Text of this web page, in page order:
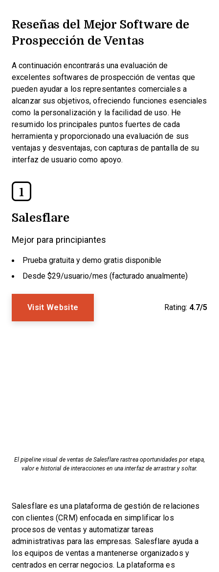
Reseñas del Mejor Software de
Prospección de Ventas
A continuación encontrarás una evaluación de
excelentes softwares de prospección de ventas que
pueden ayudar a los representantes comerciales a
alcanzar sus objetivos, ofreciendo funciones esenciales
como la personalización y la facilidad de uso. He
resumido los principales puntos fuertes de cada
herramienta y proporcionado una evaluación de sus
ventajas y desventajas, con capturas de pantalla de su
interfaz de usuario como apoyo.
1
Salesflare
Mejor para principiantes
Prueba gratuita y demo gratis disponible
Desde $29/usuario/mes (facturado anualmente)
Visit Website Rating: 4.7/5
El pipeline visual de ventas de Salesflare rastrea oportunidades por etapa,
valor e historial de interacciones en una interfaz de arrastrar y soltar.
Salesflare es una plataforma de gestión de relaciones
con clientes (CRM) enfocada en simplificar los
procesos de ventas y automatizar tareas
administrativas para las empresas. Salesflare ayuda a
los equipos de ventas a mantenerse organizados y
centrados en cerrar negocios. La plataforma es